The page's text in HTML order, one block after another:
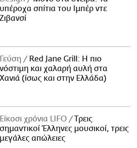
υπέροχα σπίτια του Ιμπέρ ντε
Ζιβανσί
Γεύση
Red Jane Grill: Η πιο
νόστιμη και χαλαρή αυλή στα
Χανιά (ίσως και στην Ελλάδα)
Είκοσι χρόνια LIFO
Tρεις
σημαντικοί Έλληνες μουσικοί, τρεις
μεγάλες απώλειες